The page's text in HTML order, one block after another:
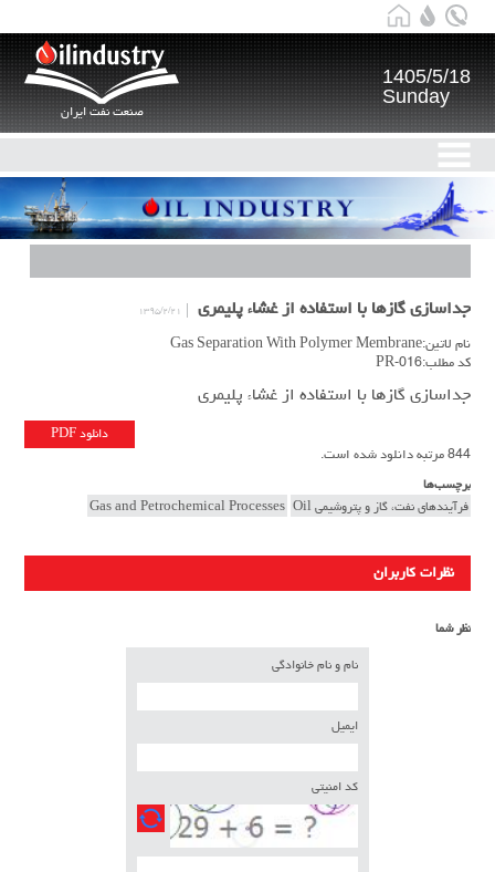
صنعت نفت ایران
1405/5/18
Sunday
جداسازی گازها با استفاده از غشاء پلیمری ۱۳۹۵/۲/۲۱
نام لاتین:Gas Separation With Polymer Membrane
کد مطلب:PR-016
جداسازی گازها با استفاده از غشاء پلیمری
دانلود PDF
844 مرتبه دانلود شده است.
برچسب‌ها
فرآیندهای نفت، گاز و پتروشیمی Oil
Gas and Petrochemical Processes
نظرات کاربران
نظر شما
نام و نام خانوادگی
ایمیل
کد امنیتی